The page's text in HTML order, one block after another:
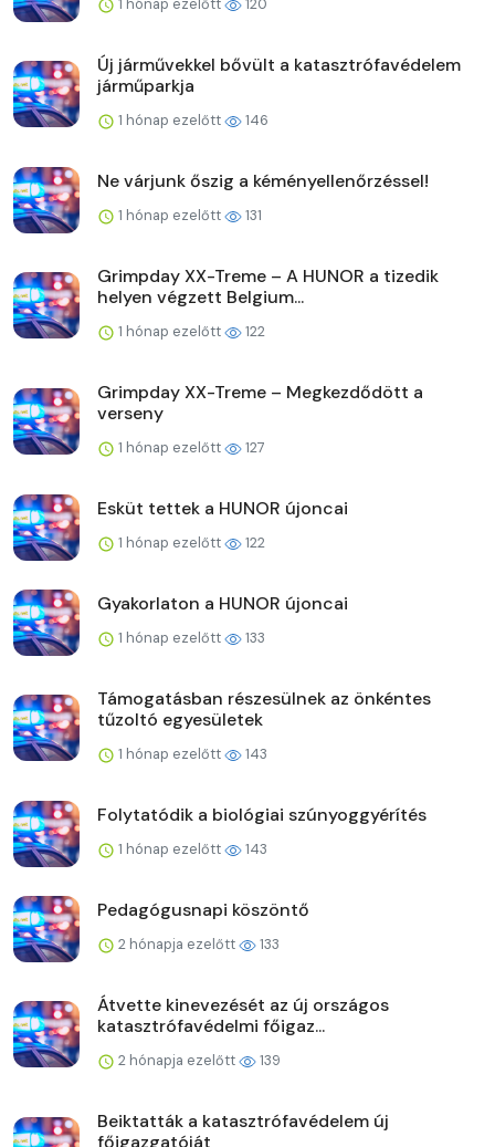
1 hónap ezelőtt 120
Új járművekkel bővült a katasztrófavédelem
járműparkja
1 hónap ezelőtt 146
Ne várjunk őszig a kéményellenőrzéssel!
1 hónap ezelőtt 131
Grimpday XX-Treme – A HUNOR a tizedik
helyen végzett Belgium...
1 hónap ezelőtt 122
Grimpday XX-Treme – Megkezdődött a
verseny
1 hónap ezelőtt 127
Esküt tettek a HUNOR újoncai
1 hónap ezelőtt 122
Gyakorlaton a HUNOR újoncai
1 hónap ezelőtt 133
Támogatásban részesülnek az önkéntes
tűzoltó egyesületek
1 hónap ezelőtt 143
Folytatódik a biológiai szúnyoggyérítés
1 hónap ezelőtt 143
Pedagógusnapi köszöntő
2 hónapja ezelőtt 133
Átvette kinevezését az új országos
katasztrófavédelmi főigaz...
2 hónapja ezelőtt 139
Beiktatták a katasztrófavédelem új
főigazgatóját